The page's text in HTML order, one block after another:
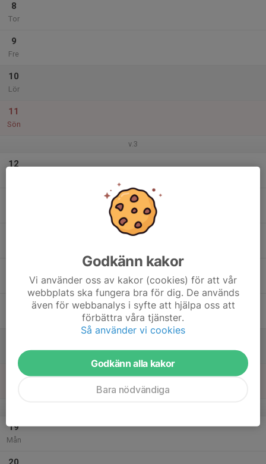
8
Tor
9
Fre
10
Lör
11
Sön
v.3
12
19
Mån
Godkänn kakor
Vi använder oss av kakor (cookies) för att vår
webbplats ska fungera bra för dig. De används
även för webbanalys i syfte att hjälpa oss att
förbättra våra tjänster.
Så använder vi cookies
Godkänn alla kakor
Bara nödvändiga